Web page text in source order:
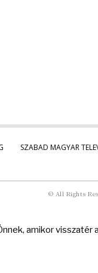
SZABAD MAGYAR
© All Rights
amikor